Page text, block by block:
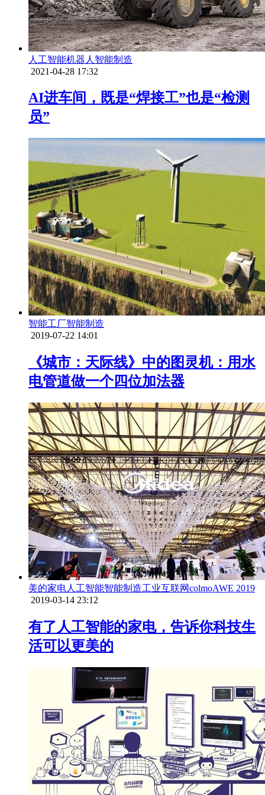
人工智能机器人 智能制造
2021-04-28 17:32
AI进车间，既是“焊接工”也是“检测
员”
智能工厂智能制造
2019-07-22 14:01
《城市：天际线》中的图灵机：用水
电管道做一个四位加法器
美的家电人工智能智能制造工业互联网colmoAWE 2019
2019-03-14 23:12
有了人工智能的家电，告诉你科技生
活可以更美的